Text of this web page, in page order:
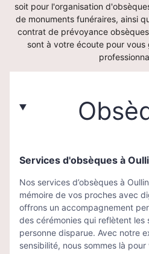
soit pour l'organisation
de monuments funéraires, ainsi
contrat de prévoyance
sont à votre écoute pour
Services d'obsèques à
Nos services d’obsèques à
mémoire de vos proches avec
offrons un accompagnement
des cérémonies qui reflètent les
personne disparue. Avec notre
sensibilité, nous sommes là